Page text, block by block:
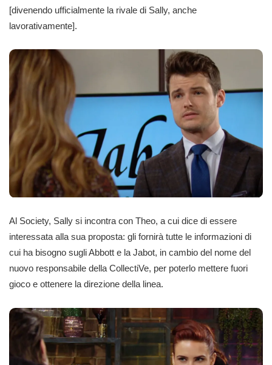
[divenendo ufficialmente la rivale di Sally, anche
lavorativamente].
Al Society, Sally si incontra con Theo, a cui dice di essere
interessata alla sua proposta: gli fornirà tutte le informazioni di
cui ha bisogno sugli Abbott e la Jabot, in cambio del nome del
nuovo responsabile della CollectiVe, per poterlo mettere fuori
gioco e ottenere la direzione della linea.